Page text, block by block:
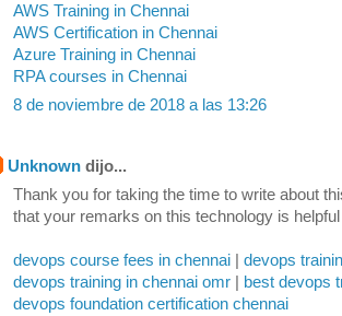
AWS Training in Chennai
AWS Certification in Chennai
Azure Training in Chennai
RPA courses in Chennai
8 de noviembre de 2018 a las 13:26
Unknown dijo...
Thank you for taking the time to write about
that your remarks on this technology is
devops course fees in chennai
devops
devops training in chennai omr
best devops
devops foundation certification chennai